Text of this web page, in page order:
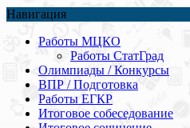
Навигация
Работы МЦКО
Работы СтатГрад
Олимпиады / Конкурсы
ВПР / Подготовка
Работы ЕГКР
Итоговое собеседование